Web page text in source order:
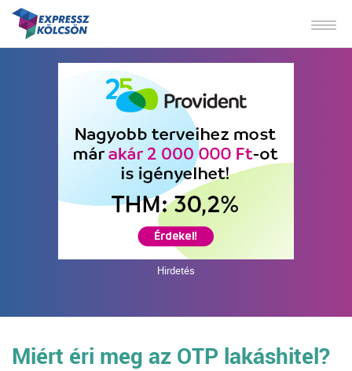
Hirdetés
Miért éri meg az OTP lakáshitel?